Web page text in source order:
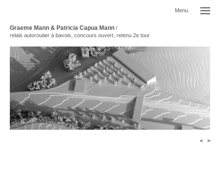
Graeme Mann & Patricia Capua Mann /
relais autoroutier à bavois, concours ouvert, retenu 2e tour
Menu
< >